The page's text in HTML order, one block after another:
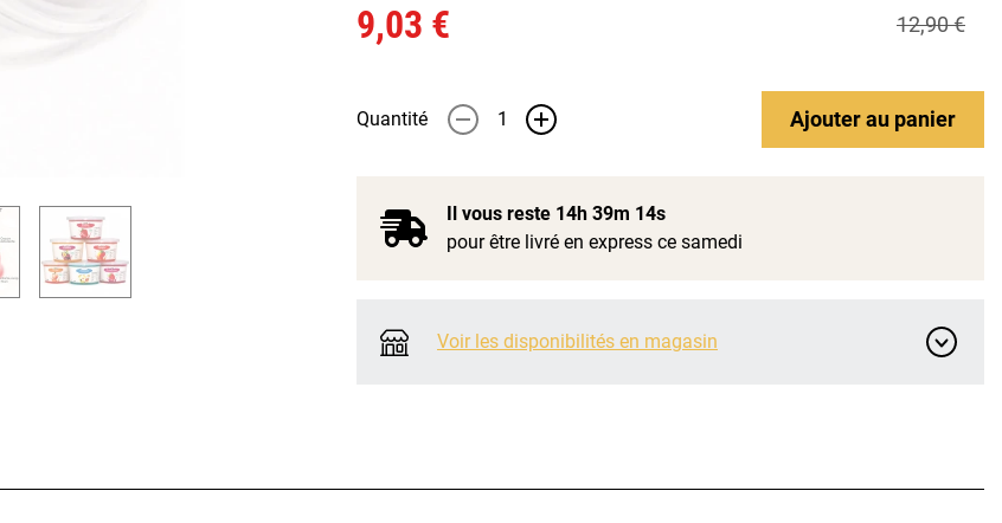
9,03 € 12,90 €
Quantité - + Ajouterau panier
Il vous reste 14h 39m 13s
pour être livré en express ce samedi
Voir les disponibilités en magasin